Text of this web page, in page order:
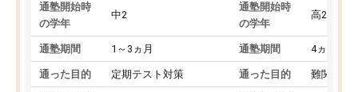
通塾開始時
の学年
中2
通塾期間 1～3ヵ月
通った目的 定期テスト対策
通塾開始時
の学年
高2
通塾期間 4ヵ月～1
通った目的 難関私立